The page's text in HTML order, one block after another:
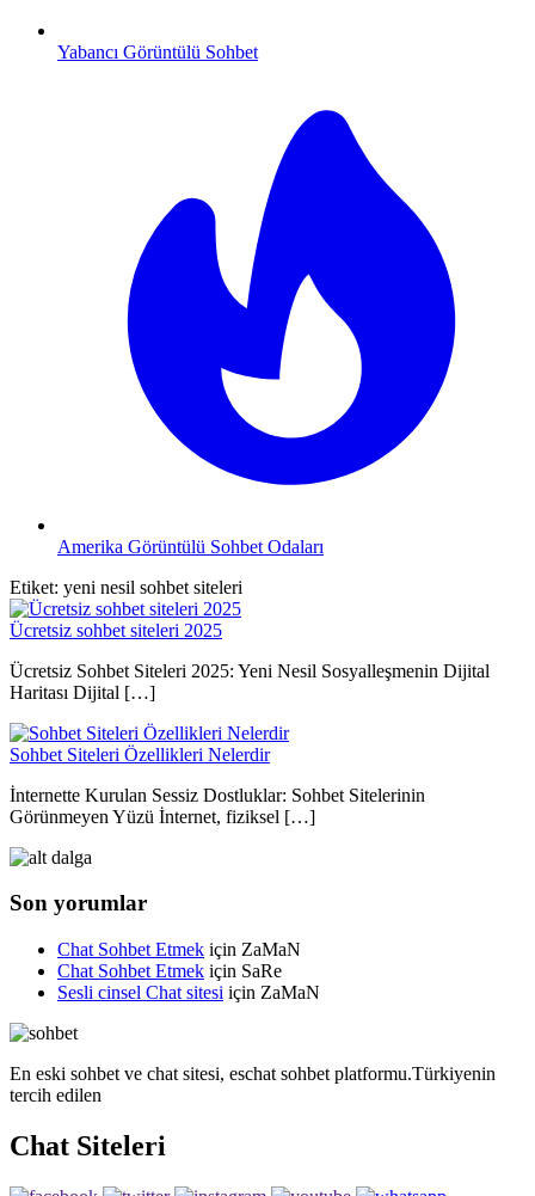
Yabancı Görüntülü Sohbet
Amerika Görüntülü Sohbet Odaları
Etiket: yeni nesil sohbet siteleri
Ücretsiz sohbet siteleri 2025
Ücretsiz Sohbet Siteleri 2025: Yeni Nesil Sosyalleşmenin Dijital
Haritası Dijital […]
Sohbet Siteleri Özellikleri Nelerdir
İnternette Kurulan Sessiz Dostluklar: Sohbet Sitelerinin
Görünmeyen Yüzü İnternet, fiziksel […]
Son yorumlar
Chat Sohbet Etmek için ZaMaN
Chat Sohbet Etmek için SaRe
Sesli cinsel Chat sitesi için ZaMaN
En eski sohbet ve chat sitesi, eschat sohbet platformu.Türkiyenin
tercih edilen
Chat Siteleri